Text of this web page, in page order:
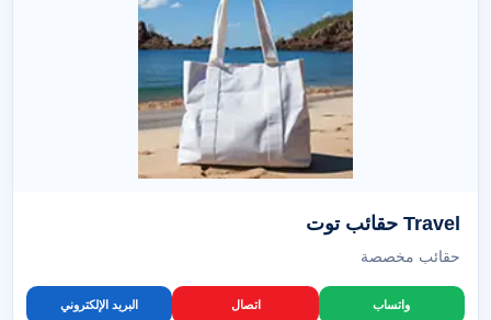
Travel حقائب توت
حقائب مخصصة
واتساب اتصال البريد الإلكتروني